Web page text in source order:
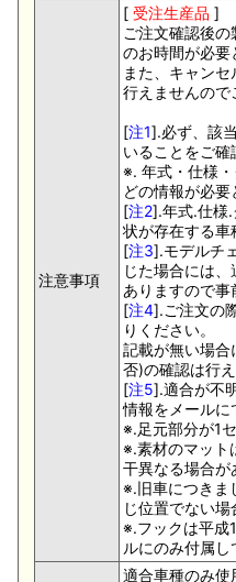
注意事項
[ 受注生産品 ]
ご注文確認後
のお時間が必要
また、キャン
行えませんので
[注1].必ず、該
いることをご確
※. 年式・仕様
どの情報が必要
[注2].年式.仕様.
状が存在する車
[注3].モデルチ
じた場合には
ありますので事
[注4].ご注文の
りください。
記載が無い場合
否)の確認は行え
[注5].適合が不
情報をメールに
※.足元部分が1
※.素材のマット
干異なる場合が
※.旧車につきま
じ位置でない場
※.フックは平成
ルにのみ付属し
適合車種のみ使